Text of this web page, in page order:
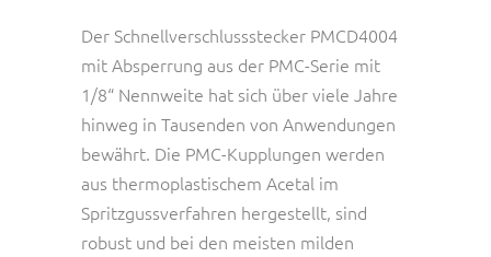
Der Schnellverschlussstecker PMCD4004
mit Absperrung aus der PMC-Serie mit
1/8“ Nennweite hat sich über viele Jahre
hinweg in Tausenden von Anwendungen
bewährt. Die PMC-Kupplungen werden
aus thermoplastischem Acetal im
Spritzgussverfahren hergestellt, sind
robust und bei den meisten milden